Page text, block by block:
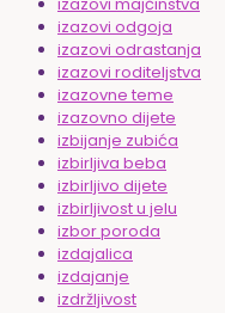
izazovi odgoja
izazovi odrastanja
izazovi roditeljstva
izazovne teme
izazovno dijete
izbijanje zubića
izbirljiva beba
izbirljivo dijete
izbirljivost u jelu
izbor poroda
izdajalica
izdajanje
izdržljivost